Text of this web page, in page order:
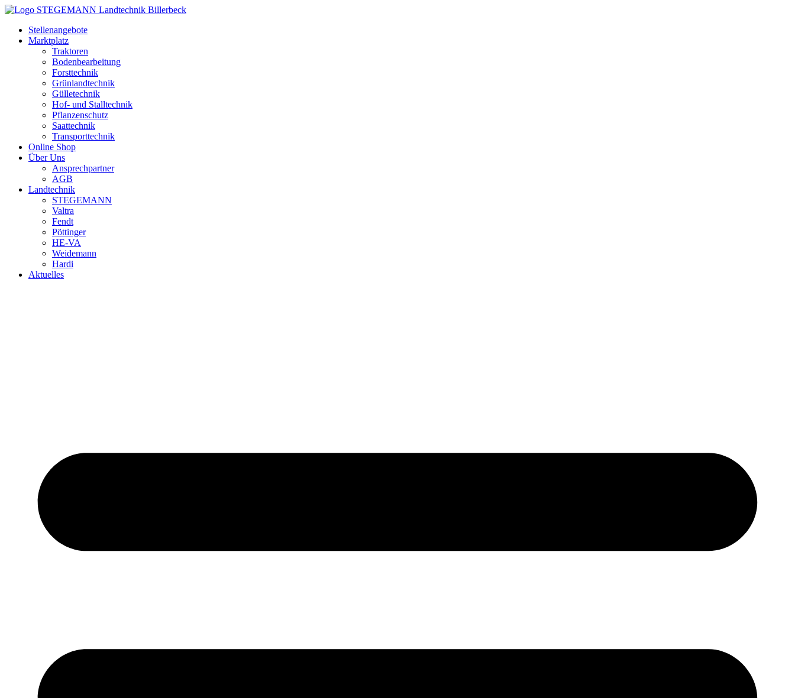
Zum
springenStellenangebote
Marktplatz
Traktoren
Bodenbearbeitung
Forsttechnik
Grünlandtechnik
Gülletechnik
Hof- und Stalltechnik
Pflanzenschutz
Saattechnik
Transporttechnik
Online Shop
Über Uns
Ansprechpartner
AGB
Landtechnik
STEGEMANN
Valtra
Fendt
Pöttinger
HE-VA
Weidemann
Hardi
Aktuelles